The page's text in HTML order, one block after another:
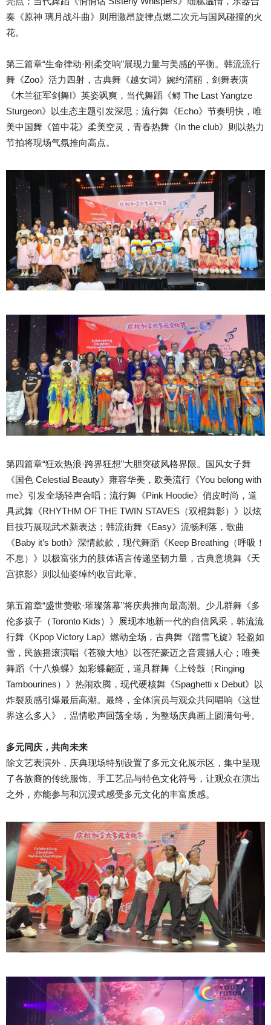
奏《原神 璃月战斗曲》则用激昂旋律点燃二次元与国风碰撞的火
花。
第三篇章“生命律动·刚柔交响”展现力量与美感的平衡。韩流流行
舞《Zoo》活力四射，古典舞《越女词》婉约清丽，剑舞表演
《木兰征军剑舞I》英姿飒爽，当代舞蹈《鲟 The Last Yangtze
Sturgeon》以生态主题引发深思；流行舞《Echo》节奏明快，唯
美中国舞《笛中花》柔美空灵，青春热舞《In the club》则以热力
节拍将现场气氛推向高点。
第四篇章“狂欢热浪·跨界狂想”大胆突破风格界限。国风女子舞
《国色 Celestial Beauty》雍容华美，欧美流行《You belong with
me》引发全场轻声合唱；流行舞《Pink Hoodie》俏皮时尚，道
具武舞《RHYTHM OF THE TWIN STAVES（双棍舞影）》以炫
目技巧展现武术新表达；韩流街舞《Easy》流畅利落，歌曲
《Baby it’s both》深情款款，现代舞蹈《Keep Breathing（呼吸！
不息）》以极富张力的肢体语言传递坚韧力量，古典意境舞《天
宫掠影》则以仙姿绰约收官此章。
第五篇章“盛世赞歌·璀璨落幕”将庆典推向最高潮。少儿群舞《多
伦多孩子（Toronto Kids）》展现本地新一代的自信风采，韩流流
行舞《Kpop Victory Lap》燃动全场，古典舞《踏雪飞旋》轻盈如
雪，民族摇滚演唱《苍狼大地》以苍茫豪迈之音震撼人心；唯美
舞蹈《十八焕蝶》如彩蝶翩跹，道具群舞《上铃鼓（Ringing
Tambourines）》热闹欢腾，现代硬核舞《Spaghetti x Debut》以
炸裂质感引爆最后高潮。最终，全体演员与观众共同唱响《这世
界这么多人》，温情歌声回荡全场，为整场庆典画上圆满句号。
多元同庆，共向未来
除文艺表演外，庆典现场特别设置了多元文化展示区，集中呈现
了各族裔的传统服饰、手工艺品与特色文化符号，让观众在演出
之外，亦能参与和沉浸式感受多元文化的丰富质感。